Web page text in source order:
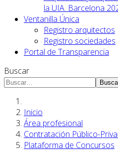
la UIA. Barcelona
Ventanilla Única
Registro arquitectos
Registro sociedades
Portal de Transparencia
Buscar
Inicio
Área profesional
Contratación Público-
Plataforma de Concursos